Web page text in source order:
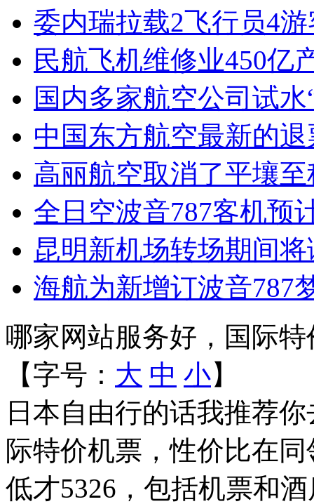
委内瑞拉载2飞行员4
民航飞机维修业450亿
国内多家航空公司试水
中国东方航空最新的
高丽航空取消了平壤
全日空波音787客机预
昆明新机场转场期间
海航为新增订波音787
哪家网站服务好，国际
【字号： 大 中 小】
日本自由行的话我推荐
际特价机票，性价比在
低才5326，包括机票和